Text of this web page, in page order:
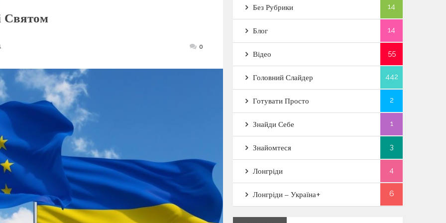
Святом
0
Без Рубрики 14
Блог 14
Відео 55
Головний Слайдер 442
Готувати Просто 2
Знайди Себе 1
Знайомтеся 3
Лонгріди 4
Лонгріди – Україна+ 6